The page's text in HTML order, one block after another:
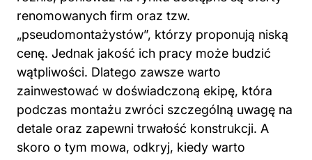
renomowanych firm oraz tzw.
„pseudomontażystów”, którzy proponują niską
cenę. Jednak jakość ich pracy może budzić
wątpliwości. Dlatego zawsze warto
zainwestować w doświadczoną ekipę, która
podczas montażu zwróci szczególną uwagę na
detale oraz zapewni trwałość konstrukcji. A
skoro o tym mowa, odkryj, kiedy warto